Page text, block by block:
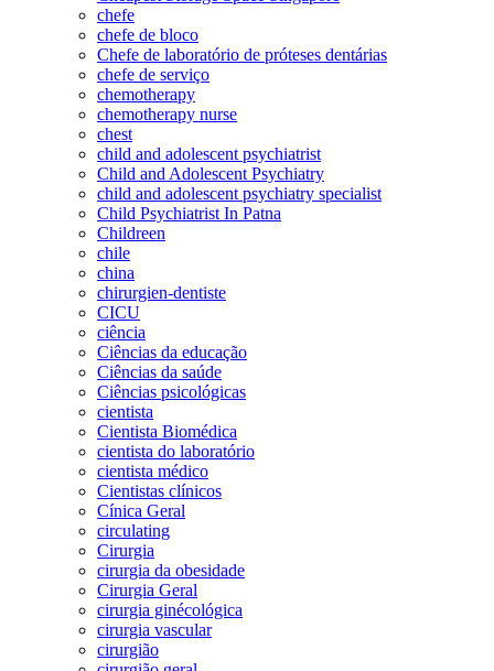
chefe
chefe de bloco
Chefe de laboratório de próteses dentárias
chefe de serviço
chemotherapy
chemotherapy nurse
chest
child and adolescent psychiatrist
Child and Adolescent Psychiatry
child and adolescent psychiatry specialist
Child Psychiatrist In Patna
Childreen
chile
china
chirurgien-dentiste
CICU
ciência
Ciências da educação
Ciências da saúde
Ciências psicológicas
cientista
Cientista Biomédica
cientista do laboratório
cientista médico
Cientistas clínicos
Cínica Geral
circulating
Cirurgia
cirurgia da obesidade
Cirurgia Geral
cirurgia ginécológica
cirurgia vascular
cirurgião